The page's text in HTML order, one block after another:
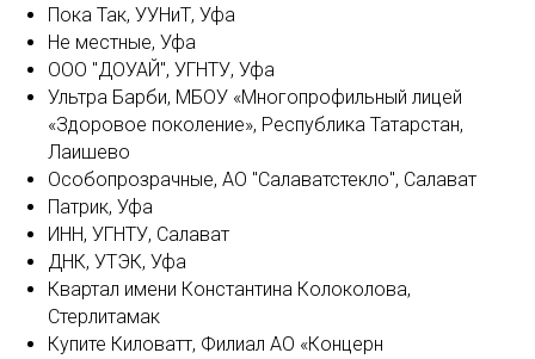
Пока Так, УУНиТ, Уфа
Не местные, Уфа
ООО "ДОУАЙ", УГНТУ, Уфа
Ультра Барби, МБОУ «Многопрофильный лицей
«Здоровое поколение», Республика Татарстан,
Лаишево
Особопрозрачные, АО "Салаватстекло", Салават
Патрик, Уфа
ИНН, УГНТУ, Салават
ДНК, УТЭК, Уфа
Квартал имени Константина Колоколова,
Стерлитамак
Купите Киловатт, Филиал АО «Концерн